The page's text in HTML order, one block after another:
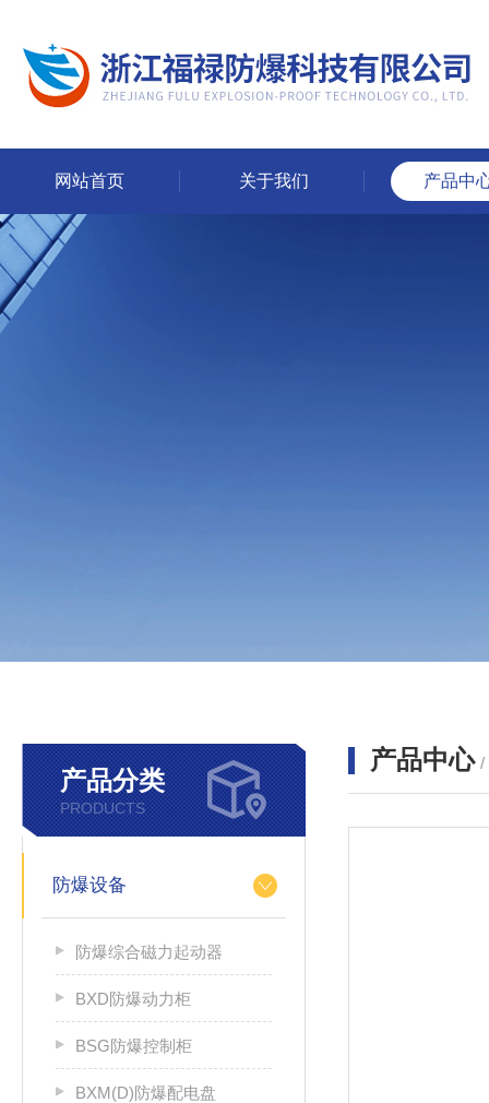
网站首页 关于我们 产品中
产品分类
PRODUCTS
防爆设备
防爆综合磁力起动器
BXD防爆动力柜
BSG防爆控制柜
BXM(D)防爆配电盘
产品中心 /